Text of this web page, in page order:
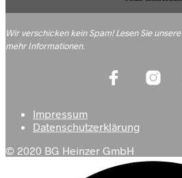
Wir verschicken kein Spam! Lesen Sie unsere
mehr Informationen.
Impressum
Datenschutzerklärung
© 2020 BG Heinzer GmbH